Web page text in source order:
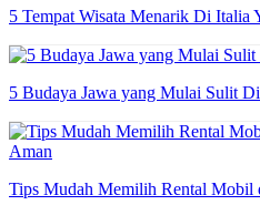
5 Tempat Wisata Menarik Di Italia
5 Budaya Jawa yang Mulai Sulit
Tips Mudah Memilih Rental Mobil